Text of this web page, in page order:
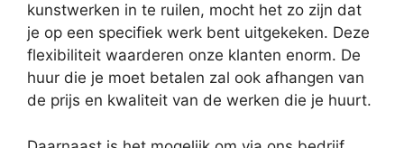
kunstwerken in te ruilen, mocht het zo zijn dat
je op een specifiek werk bent uitgekeken. Deze
flexibiliteit waarderen onze klanten enorm. De
huur die je moet betalen zal ook afhangen van
de prijs en kwaliteit van de werken die je huurt.